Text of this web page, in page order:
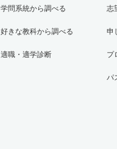
学問系統から調べる
好きな教科から調べる
適職・適学診断
志
申
プ
パ